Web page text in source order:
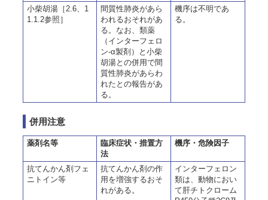
小柴胡湯［2.6、1
1.1.2参照］
間質性肺炎があら
われるおそれがあ
る。なお、類薬
（インターフェロ
ン-α製剤）と小柴
胡湯との併用で間
質性肺炎があらわ
れたとの報告があ
る。
機序は不明であ
る。
併用注意
薬剤名等
臨床症状・措置方
法
機序・危険因子
抗てんかん剤フェ
ニトイン等
抗てんかん剤の作
用を増強するおそ
れがある。
インターフェロン
類は、動物におい
て肝チトクローム